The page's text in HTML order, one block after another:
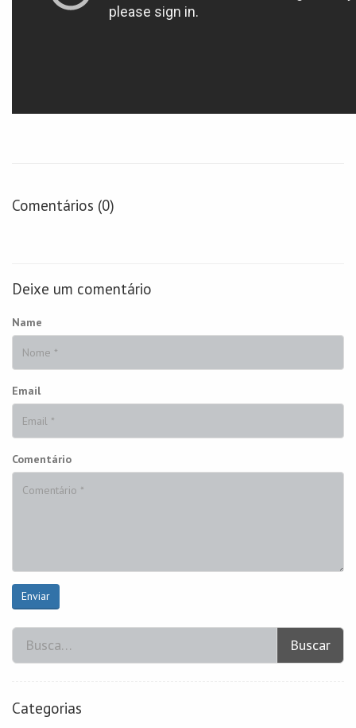
Comentários (0)
Deixe um comentário
Name
Email
Comentário
Enviar
Buscar
Categorias